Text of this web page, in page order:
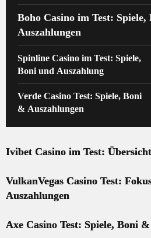
Boho Casino im Test:
Auszahlungen
Spinline Casino im Test: Spiele,
Boni und Auszahlung
Verde Casino Test: Spiele, Boni
& Auszahlungen
Ivibet Casino im Test:
VulkanVegas Casino Test:
Auszahlungen
Axe Casino Test: Spiele, Boni